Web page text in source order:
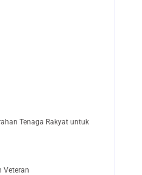
Tenaga Rakyat untuk Pembangunan
Veteran